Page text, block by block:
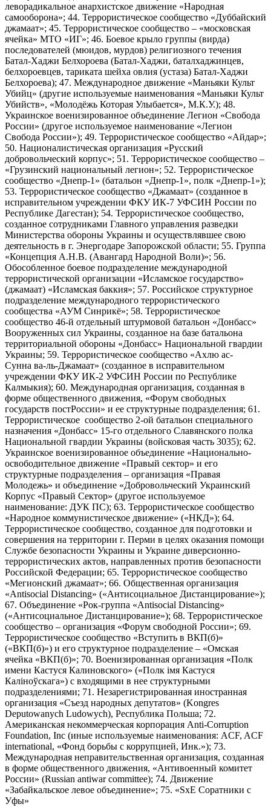
леворадикальное анархистское движение «Народная
самооборона»; 44. Террористическое сообщество «Дуббайский
джамаат»; 45. Террористическое сообщество – «московская
ячейка» МТО «ИГ»; 46. Боевое крыло группы (вирда)
последователей (мюидов, мурдов) религиозного течения
Батал-Хаджи Белхороева (Батал-Хаджи, баталхаджинцев,
белхороевцев, тариката шейха овлия (устаза) Батал-Хаджи
Белхороева); 47. Международное движение «Маньяки Культ
Убийц» (другие используемые наименования «Маньяки Культ
Убийств», «Молодёжь Которая Улыбается», М.К.У.); 48.
Украинское военизированное объединение Легион «Свобода
России» (другое используемое наименование «Легион
Свобода России»); 49. Террористическое сообщество «Айдар»;
50. Националистическая организация «Русский
добровольческий корпус»; 51. Террористическое сообщество –
«Грузинский национальный легион»; 52. Террористическое
сообщество «Днепр-1» (батальон «Днепр-1», полк «Днепр-1»);
53. Террористическое сообщество «Джамаат» (созданное в
исправительном учреждении ФКУ ИК-7 УФСИН России по
Республике Дагестан); 54. Террористическое сообщество,
созданное сотрудниками Главного управления разведки
Министерства обороны Украины и осуществлявшее свою
деятельность в г. Энергодаре Запорожской области; 55. Группа
«Концепция А.Н.В. (Авангард Народной Воли)»; 56.
Обособленное боевое подразделение международной
террористической организации «Исламское государство»
(джамаат) «Исламская баккия»; 57. Российское структурное
подразделение международного террористического
сообщества «АУМ Синрикё»; 58. Террористическое
сообщество 46-й отдельный штурмовой батальон «Донбасс»
Вооруженных сил Украины, созданное на базе батальона
территориальной обороны «Донбасс» Национальной гвардии
Украины; 59. Террористическое сообщество «Ахлю ас-
Сунна ва-ль-Джамаат» (созданное в исправительном
учреждении ФКУ ИК-2 УФСИН России по Республике
Калмыкия); 60. Международная организация, созданная в
форме общественного движения, «Форум свободных
государств постРоссии» и ее структурные подразделения; 61.
Террористическое сообщество 2-ой батальон специального
назначения «Донбасс» 15-го отдельного Славянского полка
Национальной гвардии Украины (войсковая часть 3035); 62.
Украинское военизированное объединение «Национально-
освободительное движение «Правый сектор» и его
структурные подразделения – организация «Правая
Молодежь» и объединение «Добровольческий Украинский
Корпус «Правый Сектор» (другое используемое
наименование: ДУК ПС); 63. Террористическое сообщество
«Народное коммунистическое движение» («НКД»); 64.
Террористическое сообщество, созданное для подготовки и
совершения на территории г. Перми в целях оказания помощи
Службе безопасности Украины и Украине диверсионно-
террористических актов, направленных против безопасности
Российской Федерации; 65. Террористическое сообщество
«Мегионский джамаат»; 66. Общественная организация
«Antisocial Distancing» («Антисоциальное Дистанцирование»);
67. Объединение «Рок-группа «Antisocial Distancing»
(«Антисоциальное Дистанцирование»); 68. Террористическое
сообщество – организация «Форум свободной России»; 69.
Террористическое сообщество «Вступить в ВКП(б)»
(«ВКП(б)») и его структурное подразделение – «Омская
ячейка «ВКП(б)»; 70. Военизированная организация «Полк
имени Кастуся Калиновского» («Полк iмя Кастуся
Калiноўскага») с входящими в нее структурными
подразделениями; 71. Незарегистрированная иностранная
организация «Съезд народных депутатов» (Kongres
Deputowanych Ludowych), Республика Польша; 72.
Американская некоммерческая корпорация Anti-Corruption
Foundation, Inc (иные используемые наименования: ACF, ACF
international, «Фонд борьбы с коррупцией, Инк.»); 73.
Международная неправительственная организация, созданная
в форме общественного движения, «Антивоенный комитет
России» (Russian antiwar committee); 74. Движение
«Забайкальское левое объединение»; 75. «SxE Соратники с
Уфы»